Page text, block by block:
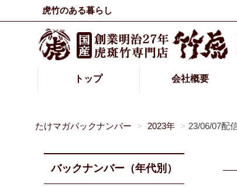
虎竹のある暮らし
トップ 会社概要
たけマガバックナンバー 2023年 23/06/07配
バックナンバー（年代別）